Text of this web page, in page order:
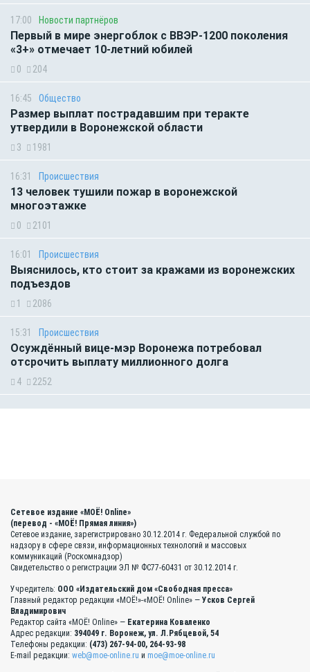
17:00 Новости партнёров
Первый в мире энергоблок с ВВЭР-1200 поколения
«3+» отмечает 10-летний юбилей
0 204
16:45 Общество
Размер выплат пострадавшим при теракте
утвердили в Воронежской области
3 1981
16:31 Происшествия
13 человек тушили пожар в воронежской
многоэтажке
0 2101
16:01 Происшествия
Выяснилось, кто стоит за кражами из воронежских
подъездов
1 2086
15:31 Происшествия
Осуждённый вице-мэр Воронежа потребовал
отсрочить выплату миллионного долга
4 2252
Сетевое издание «МОЁ! Online»
(перевод - «МОЁ! Прямая линия»)
Сетевое издание, зарегистрировано 30.12.2014 г. Федеральной службой по
надзору в сфере связи, информационных технологий и массовых
коммуникаций (Роскомнадзор)
Свидетельство о регистрации ЭЛ № ФС77-60431 от 30.12.2014 г.
Учредитель: ООО «Издательский дом «Свободная пресса»
Главный редактор редакции «МОЁ!»-«МОЁ! Online» — Усков Сергей
Владимирович
Редактор сайта «МОЁ! Online» — Екатерина Коваленко
Адрес редакции: 394049 г. Воронеж, ул. Л.Рябцевой, 54
Телефоны редакции: (473) 267-94-00, 264-93-98
E-mail редакции: web@moe-online.ru и moe@moe-online.ru